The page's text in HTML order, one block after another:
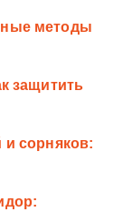
методы
защитить
и сорняков: